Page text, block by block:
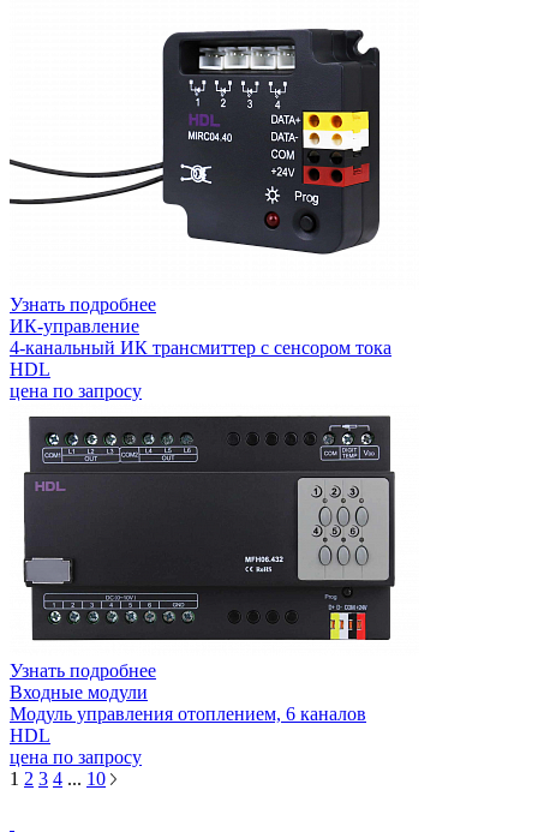
Узнать подробнее
ИК-управление
4-канальный ИК трансмиттер с сенсором тока
HDL
цена по запросу
Узнать подробнее
Входные модули
Модуль управления отоплением, 6 каналов
HDL
цена по запросу
1 2 3 4 ... 10